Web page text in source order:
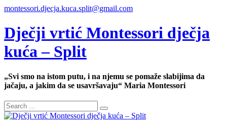
montessori.djecja.kuca.split@gmail.com
Dječji vrtić Montessori dječja
kuća – Split
„Svi smo na istom putu, i na njemu se pomaže slabijima da
jačaju, a jakim da se usavršavaju“ Maria Montessori